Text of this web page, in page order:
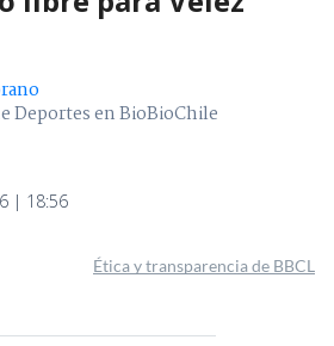
Deportes en BioBioChile
| 18:56
Ética y transparencia de BBCL